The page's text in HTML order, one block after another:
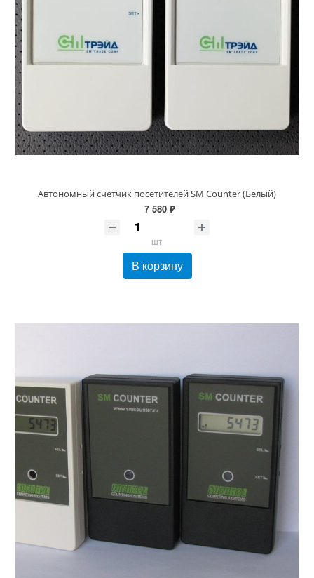
Автономный счетчик посетителей SM Counter (Белый)
7 580 ₽
шт
В корзину